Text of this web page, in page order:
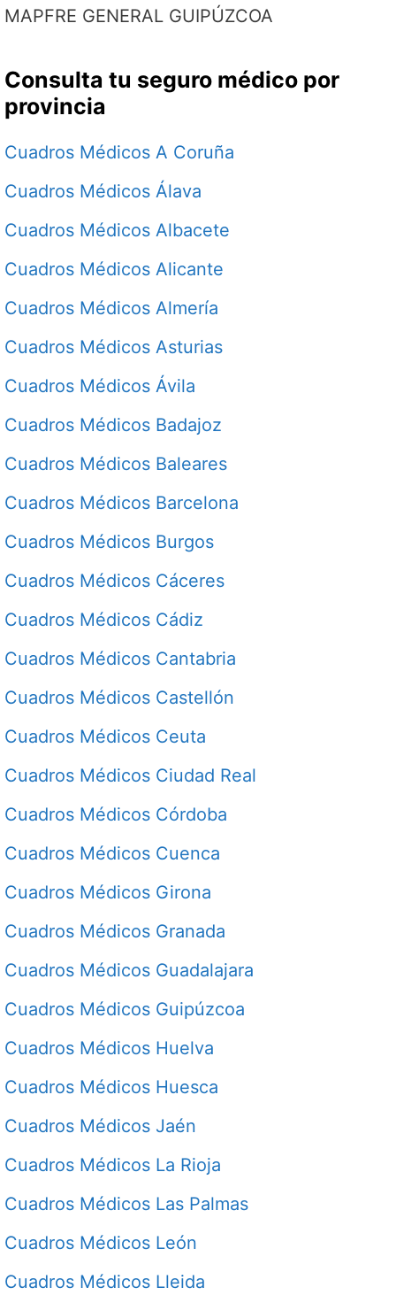
MAPFRE GENERAL GUIPÚZCOA
Consulta tu seguro médico por
provincia
Cuadros Médicos A Coruña
Cuadros Médicos Álava
Cuadros Médicos Albacete
Cuadros Médicos Alicante
Cuadros Médicos Almería
Cuadros Médicos Asturias
Cuadros Médicos Ávila
Cuadros Médicos Badajoz
Cuadros Médicos Baleares
Cuadros Médicos Barcelona
Cuadros Médicos Burgos
Cuadros Médicos Cáceres
Cuadros Médicos Cádiz
Cuadros Médicos Cantabria
Cuadros Médicos Castellón
Cuadros Médicos Ceuta
Cuadros Médicos Ciudad Real
Cuadros Médicos Córdoba
Cuadros Médicos Cuenca
Cuadros Médicos Girona
Cuadros Médicos Granada
Cuadros Médicos Guadalajara
Cuadros Médicos Guipúzcoa
Cuadros Médicos Huelva
Cuadros Médicos Huesca
Cuadros Médicos Jaén
Cuadros Médicos La Rioja
Cuadros Médicos Las Palmas
Cuadros Médicos León
Cuadros Médicos Lleida